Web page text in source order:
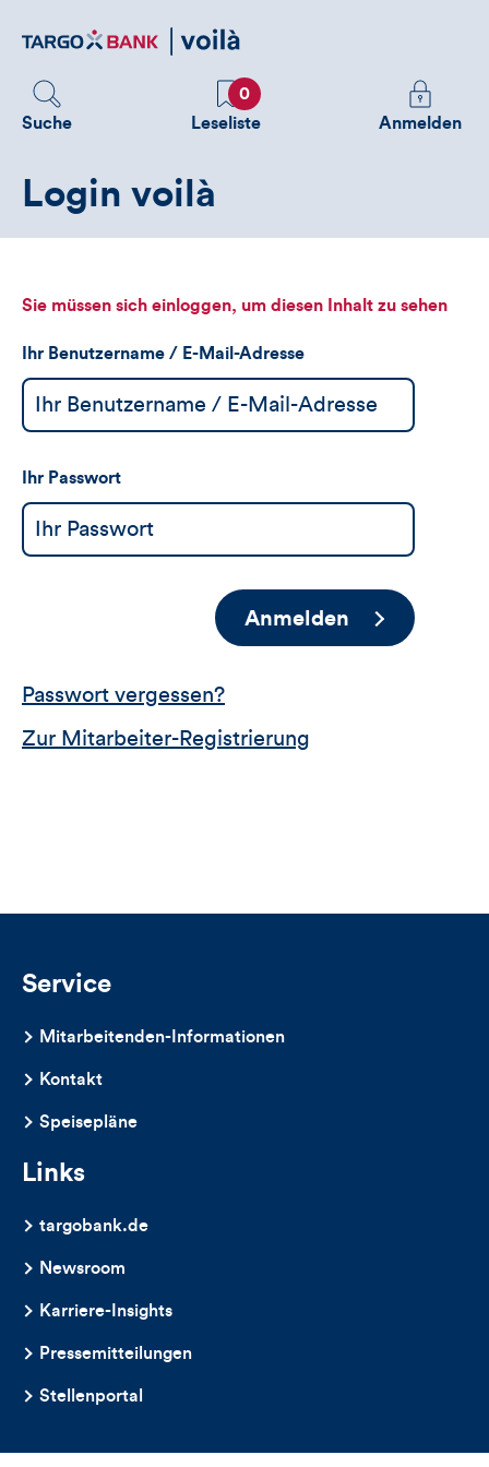
zum
Suche
Favoriten
0
Leseliste
Melden
Sie
sehen
Anmelden
Login voilà
Sie müssen sich einloggen, um diesen Inhalt zu sehen
Ihr Benutzername / E-Mail-Adresse
Ihr Passwort
Anmelden
Passwort vergessen?
Zur Mitarbeiter-Registrierung
Service
Mitarbeitenden-Informationen
Kontakt
Speisepläne
Links
targobank.de
Newsroom
Karriere-Insights
Pressemitteilungen
Stellenportal